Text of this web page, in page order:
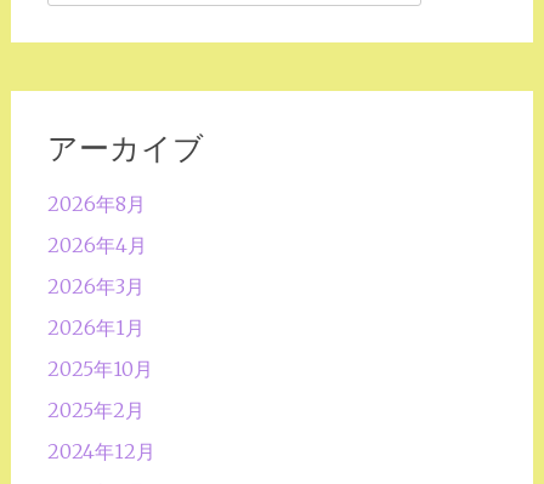
アーカイブ
2026年8月
2026年4月
2026年3月
2026年1月
2025年10月
2025年2月
2024年12月